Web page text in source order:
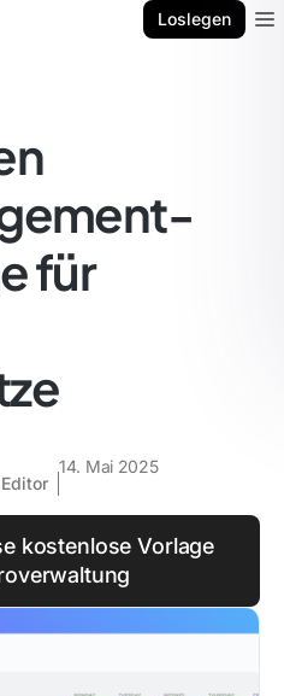
Loslegen
für
14. Mai 2025
kostenlose Vorlage